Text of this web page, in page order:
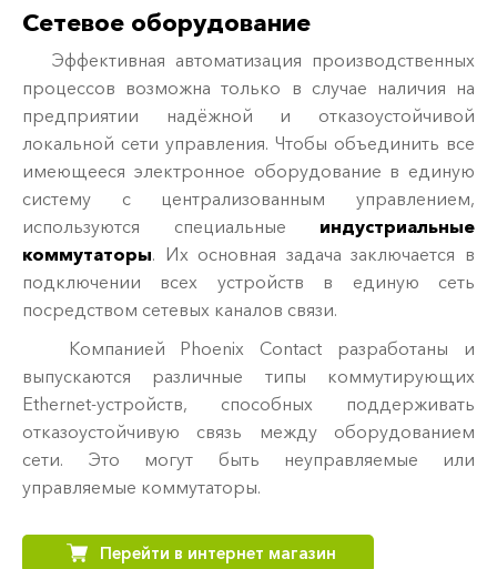
Сетевое оборудование
Эффективная автоматизация производственных
процессов возможна только в случае наличия на
предприятии надёжной и отказоустойчивой
локальной сети управления. Чтобы объединить все
имеющееся электронное оборудование в единую
систему с централизованным управлением,
используются специальные индустриальные
коммутаторы. Их основная задача заключается в
подключении всех устройств в единую сеть
посредством сетевых каналов связи.
Компанией Phoenix Contact разработаны и
выпускаются различные типы коммутирующих
Ethernet-устройств, способных поддерживать
отказоустойчивую связь между оборудованием
сети. Это могут быть неуправляемые или
управляемые коммутаторы.
Перейти в интернет магазин